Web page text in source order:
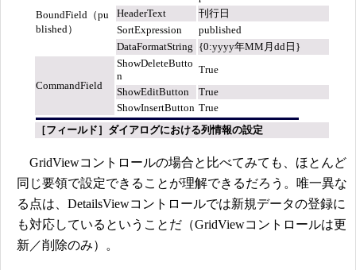
BoundField（pu
blished）
HeaderText
刊行日
SortExpression
published
DataFormatString {0:yyyy年MM月dd日}
CommandField
ShowDeleteButto
n
True
ShowEditButton
True
ShowInsertButton True
［フィールド］ダイアログにおける列情報の設定
GridViewコントロールの場合と比べてみても、ほとんど
同じ要領で設定できることが理解できるだろう。唯一異な
る点は、DetailsViewコントロールでは新規データの登録に
も対応しているということだ（GridViewコントロールは更
新／削除のみ）。